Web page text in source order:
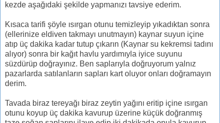
kezde aşağıdaki şekilde yapmanızı tavsiye ederim.
Kısaca tarifi şöyle ısırgan otunu temizleyip yıkadıktan sonra
(ellerinize eldiven takmayı unutmayın) kaynar suyun içine
atıp üç dakika kadar tutup çıkarın (Kaynar su kekremsi tadını
alıyor) sonra bir kağıt havlu yardımıyla iyice suyunu
süzdürüp doğrayınız. Ben saplarıyla doğruyorum yalnız
pazarlarda satılanların sapları kart oluyor onları doğramayın
derim.
Tavada biraz tereyağı biraz zeytin yağını eritip içine ısırgan
otunu koyup üç dakika kavurup üzerine küçük doğranmış